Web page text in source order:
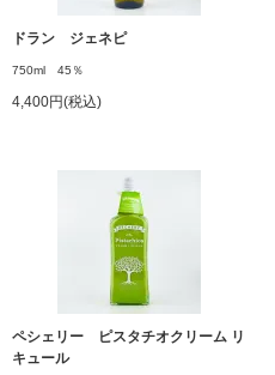
ドラン ジェネピ
750ml 45％
4,400円(税込)
ペシェリー ピスタチオクリーム リ
キュール